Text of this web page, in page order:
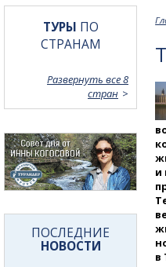
и
в
ТУРЫ ПО
СТРАНАМ
Развернуть все 8
стран
ПОСЛЕДНИЕ
НОВОСТИ